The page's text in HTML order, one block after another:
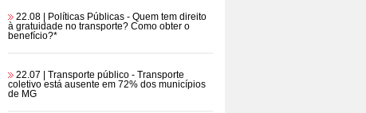
22.08 | Políticas Públicas - Quem tem direito
à gratuidade no transporte? Como obter o
benefício?*
22.07 | Transporte público - Transporte
coletivo está ausente em 72% dos municípios
de MG